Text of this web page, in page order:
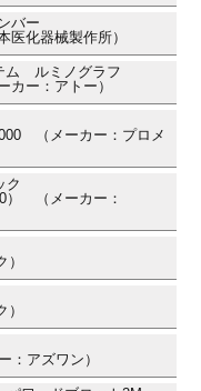
バー
化器械製作所）
ム ルミノグラフ
ー：アトー）
（メーカー：プロメ
ク
） （メーカー：
：アズワン）